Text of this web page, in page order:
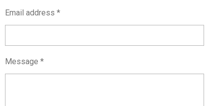
Email address *
Message *